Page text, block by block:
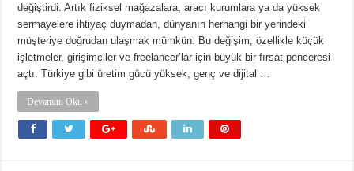
değiştirdi. Artık fiziksel mağazalara, aracı kurumlara ya da yüksek
sermayelere ihtiyaç duymadan, dünyanın herhangi bir yerindeki
müşteriye doğrudan ulaşmak mümkün. Bu değişim, özellikle küçük
işletmeler, girişimciler ve freelancer’lar için büyük bir fırsat penceresi
açtı. Türkiye gibi üretim gücü yüksek, genç ve dijital …
Devamını Oku »